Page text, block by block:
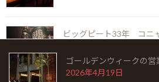
2026年5月6日
ゴールデンウィークの営
2026年4月19日
ビッグピート33年 コニ
FINISH）
2026年6月6日